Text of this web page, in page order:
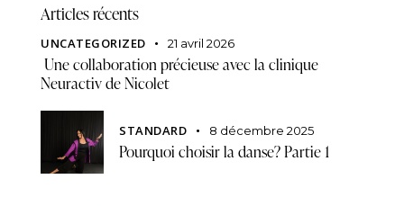
Articles récents
UNCATEGORIZED 21 avril 2026
Une collaboration précieuse avec la clinique
Neuractiv de Nicolet
STANDARD 8 décembre 2025
Pourquoi choisir la danse? Partie 1